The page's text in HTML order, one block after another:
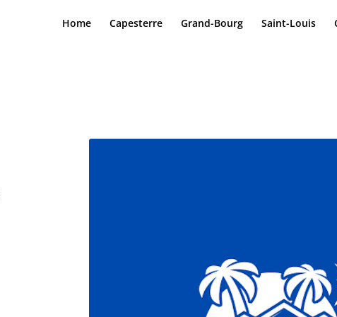
Home Capesterre Grand-Bourg Saint-Louis